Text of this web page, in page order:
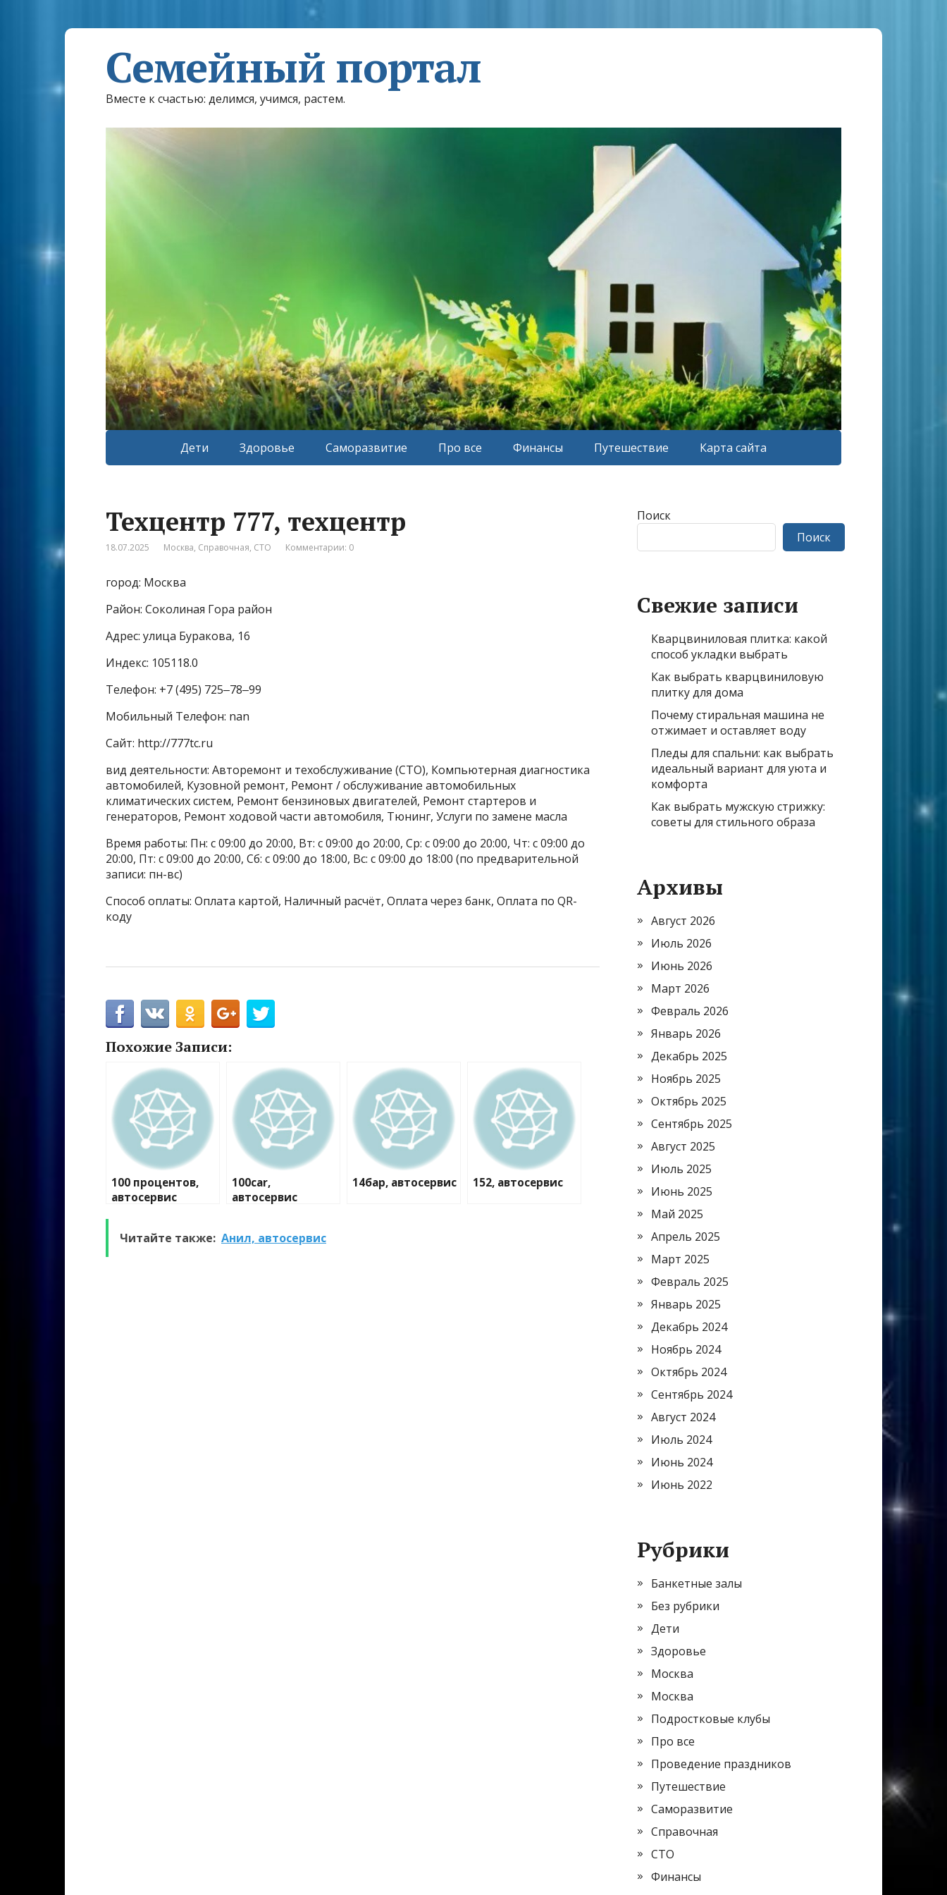
Семейный портал
Вместе к счастью: делимся, учимся, растем.
Дети Здоровье Саморазвитие Про все Финансы Путешествие Карта сайта
Техцентр 777, техцентр
18.07.2025 Москва, Справочная, СТО Комментарии: 0
город: Москва
Район: Соколиная Гора район
Адрес: улица Буракова, 16
Индекс: 105118.0
Телефон: +7 (495) 725‒78‒99
Мобильный Телефон: nan
Сайт: http://777tc.ru
вид деятельности: Авторемонт и техобслуживание (СТО), Компьютерная диагностика
автомобилей, Кузовной ремонт, Ремонт / обслуживание автомобильных
климатических систем, Ремонт бензиновых двигателей, Ремонт стартеров и
генераторов, Ремонт ходовой части автомобиля, Тюнинг, Услуги по замене масла
Время работы: Пн: с 09:00 до 20:00, Вт: с 09:00 до 20:00, Ср: с 09:00 до 20:00, Чт: с 09:00 до
20:00, Пт: с 09:00 до 20:00, Сб: с 09:00 до 18:00, Вс: с 09:00 до 18:00 (по предварительной
записи: пн-вс)
Способ оплаты: Оплата картой, Наличный расчёт, Оплата через банк, Оплата по QR-
коду
Похожие Записи:
100 процентов,
автосервис
100car,
автосервис
14бар, автосервис 152, автосервис
Читайте также: Анил, автосервис
Поиск
Поиск
Свежие записи
Кварцвиниловая плитка: какой
способ укладки выбрать
Как выбрать кварцвиниловую
плитку для дома
Почему стиральная машина не
отжимает и оставляет воду
Пледы для спальни: как выбрать
идеальный вариант для уюта и
комфорта
Как выбрать мужскую стрижку:
советы для стильного образа
Архивы
Август 2026
Июль 2026
Июнь 2026
Март 2026
Февраль 2026
Январь 2026
Декабрь 2025
Ноябрь 2025
Октябрь 2025
Сентябрь 2025
Август 2025
Июль 2025
Июнь 2025
Май 2025
Апрель 2025
Март 2025
Февраль 2025
Январь 2025
Декабрь 2024
Ноябрь 2024
Октябрь 2024
Сентябрь 2024
Август 2024
Июль 2024
Июнь 2024
Июнь 2022
Рубрики
Банкетные залы
Без рубрики
Дети
Здоровье
Москва
Москва
Подростковые клубы
Про все
Проведение праздников
Путешествие
Саморазвитие
Справочная
СТО
Финансы